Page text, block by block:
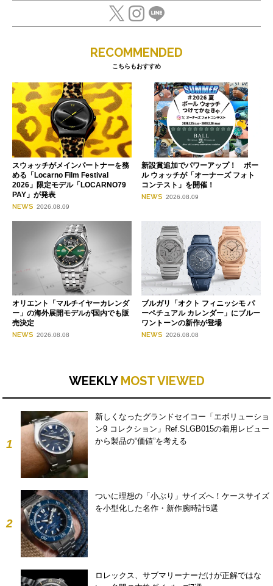
RECOMMENDED
こちらもおすすめ
スウォッチがメインパートナーを務
める「Locarno Film Festival
2026」限定モデル「LOCARNO79
PAY」が発表
NEWS 2026.08.09
新設賞追加でパワーアップ！ ボー
ル ウォッチが「オーナーズ フォト
コンテスト」を開催！
NEWS 2026.08.09
オリエント「マルチイヤーカレンダ
ー」の海外展開モデルが国内でも販
売決定
NEWS 2026.08.08
ブルガリ「オクト フィニッシモ パ
ーペチュアル カレンダー」にブルー
ワントーンの新作が登場
NEWS 2026.08.08
WEEKLY MOST VIEWED
1
新しくなったグランドセイコー「エボリューショ
ン9 コレクション」Ref.SLGB015の着用レビュー
から製品の“価値”を考える
2
ついに理想の「小ぶり」サイズへ！ケースサイズ
を小型化した名作・新作腕時計5選
ロレックス、サブマリーナーだけが正解ではな